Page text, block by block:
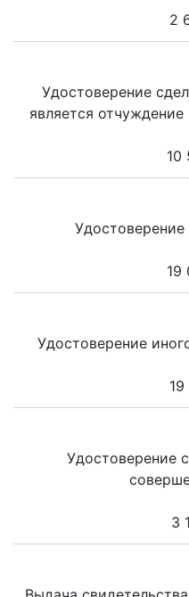
2
Удостоверение
является
10
Удостоверение
19
Удостоверение
19
Удостоверение
3